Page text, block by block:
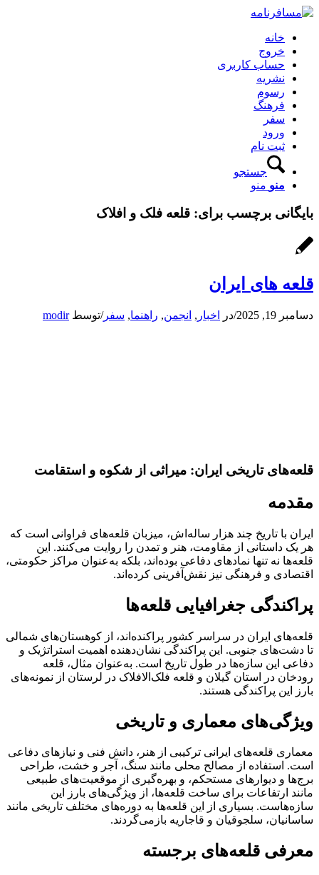
خانه
خروج
حساب کاربری
نشریه
رسوم
فرهنگ
سفر
ورود
ثبت نام
جستجو
منو منو
بایگانی برچسب برای: قلعه فلک و افلاک
قلعه‌ های ایران
دسامبر 19, 2025 /در اخبار , انجمن, راهنما, سفر/توسطmodir
قلعه‌های تاریخی ایران: میراثی از شکوه و استقامت
مقدمه
ایران با تاریخ چند هزار ساله‌اش، میزبان قلعه‌های فراوانی است که
هر یک داستانی از مقاومت، هنر و تمدن را روایت می‌کنند. این
قلعه‌ها نه تنها نمادهای دفاعی بوده‌اند، بلکه به‌عنوان مراکز حکومتی،
اقتصادی و فرهنگی نیز نقش‌آفرینی کرده‌اند.
پراکندگی جغرافیایی قلعه‌ها
قلعه‌های ایران در سراسر کشور پراکنده‌اند، از کوهستان‌های شمالی
تا دشت‌های جنوبی. این پراکندگی نشان‌دهنده اهمیت استراتژیک و
دفاعی این سازه‌ها در طول تاریخ است. به‌عنوان مثال، قلعه
رودخان در استان گیلان و قلعه فلک‌الافلاک در لرستان از نمونه‌های
بارز این پراکندگی هستند.
ویژگی‌های معماری و تاریخی
معماری قلعه‌های ایرانی ترکیبی از هنر، دانش فنی و نیازهای دفاعی
است. استفاده از مصالح محلی مانند سنگ، آجر و خشت، طراحی
برج‌ها و دیوارهای مستحکم، و بهره‌گیری از موقعیت‌های طبیعی
مانند ارتفاعات برای ساخت قلعه‌ها، از ویژگی‌های بارز این
سازه‌هاست. بسیاری از این قلعه‌ها به دوره‌های مختلف تاریخی مانند
ساسانیان، سلجوقیان و قاجاریه بازمی‌گردند.
معرفی قلعه‌های برجسته